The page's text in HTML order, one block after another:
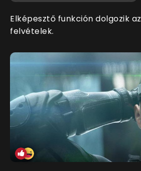
Elképesztő funkción dolgozik
felvételek.